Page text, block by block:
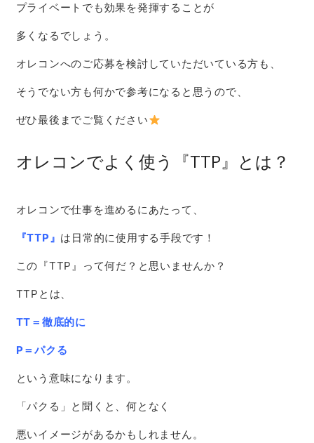
プライベートでも効果を発揮することが
多くなるでしょう。
オレコンへのご応募を検討していただいている方も、
そうでない方も何かで参考になると思うので、
ぜひ最後までご覧ください
オレコンでよく使う『TTP』とは？
オレコンで仕事を進めるにあたって、
『TTP』 は日常的に使用する手段です！
この『TTP』って何だ？と思いませんか？
TTPとは、
TT＝徹底的に
P＝パクる
という意味になります。
「パクる」と聞くと、何となく
悪いイメージがあるかもしれません。